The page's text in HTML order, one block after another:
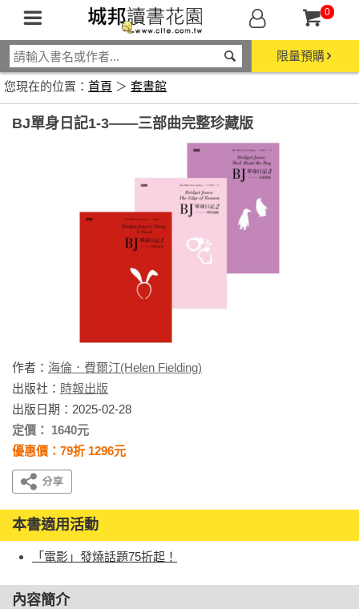
0
限量預購
您現在的位置： 首頁 ＞ 套書館
BJ單身日記1-3——三部曲完整珍藏版
作者： 海倫．費爾汀(Helen Fielding)
出版社： 時報出版
出版日期：2025-02-28
定價： 1640元
優惠價：79折 1296元
本書適用活動
「電影」發燒話題75折起！
內容簡介